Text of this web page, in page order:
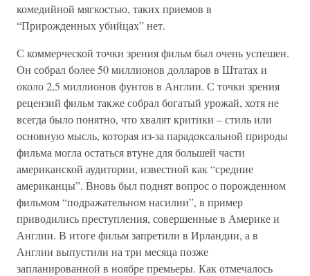
комедийной мягкостью, таких приемов в
“Прирожденных убийцах” нет.
С коммерческой точки зрения фильм был очень успешен.
Он собрал более 50 миллионов долларов в Штатах и
около 2,5 миллионов фунтов в Англии. С точки зрения
рецензий фильм также собрал богатый урожай, хотя не
всегда было понятно, что хвалят критики – стиль или
основную мысль, которая из-за парадоксальной природы
фильма могла остаться втуне для большей части
американской аудитории, известной как “средние
американцы”. Вновь был поднят вопрос о порожденном
фильмом “подражательном насилии”, в пример
приводились преступления, совершенные в Америке и
Англии. В итоге фильм запретили в Ирландии, а в
Англии выпустили на три месяца позже
запланированной в ноябре премьеры. Как отмечалось